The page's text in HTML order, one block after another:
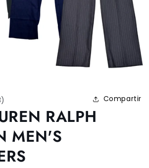
) Compartir
RALPH
MEN'S